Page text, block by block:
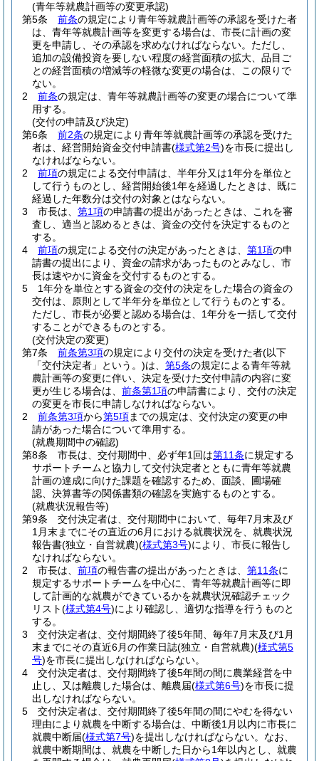
(青年等就農計画等の変更承認)
第5条
前条の規定により青年等就農計画等の承認を受けた者
は、青年等就農計画等を変更する場合は、市長に計画の変
更を申請し、その承認を求めなければならない。 ただし、
追加の設備投資を要しない程度の経営面積の拡大、品目ご
との経営面積の増減等の軽微な変更の場合は、この限りで
ない。
2
前条の規定は、青年等就農計画等の変更の場合について準
用する。
(交付の申請及び決定)
第6条
前2条の規定により青年等就農計画等の承認を受けた
者は、経営開始資金交付申請書(様式第2号)を市長に提出し
なければならない。
2
前項の規定による交付申請は、半年分又は1年分を単位と
して行うものとし、経営開始後1年を経過したときは、既に
経過した年数分は交付の対象とはならない。
3
市長は、 第1項の申請書の提出があったときは、これを審
査し、適当と認めるときは、資金の交付を決定するものと
する。
4
前項の規定による交付の決定があったときは、 第1項の申
請書の提出により、資金の請求があったものとみなし、市
長は速やかに資金を交付するものとする。
5
1年分を単位とする資金の交付の決定をした場合の資金の
交付は、原則として半年分を単位として行うものとする。
ただし、市長が必要と認める場合は、1年分を一括して交付
することができるものとする。
(交付決定の変更)
第7条
前条第3項の規定により交付の決定を受けた者(以下
「交付決定者」という。)は、 第5条の規定による青年等就
農計画等の変更に伴い、決定を受けた交付申請の内容に変
更が生じる場合は、 前条第1項の申請書により、交付の決定
の変更を市長に申請しなければならない。
2
前条第3項から第5項までの規定は、交付決定の変更の申
請があった場合について準用する。
(就農期間中の確認)
第8条
市長は、交付期間中、必ず年1回は第11条に規定する
サポートチームと協力して交付決定者とともに青年等就農
計画の達成に向けた課題を確認するため、面談、圃場確
認、決算書等の関係書類の確認を実施するものとする。
(就農状況報告等)
第9条
交付決定者は、交付期間中において、毎年7月末及び
1月末までにその直近の6月における就農状況を、就農状況
報告書(独立・自営就農)(様式第3号)により、市長に報告し
なければならない。
2
市長は、 前項の報告書の提出があったときは、 第11条に
規定するサポートチームを中心に、青年等就農計画等に即
して計画的な就農ができているかを就農状況確認チェック
リスト(様式第4号)により確認し、適切な指導を行うものと
する。
3
交付決定者は、交付期間終了後5年間、毎年7月末及び1月
末までにその直近6月の作業日誌(独立・自営就農)(様式第5
号)を市長に提出しなければならない。
4
交付決定者は、交付期間終了後5年間の間に農業経営を中
止し、又は離農した場合は、離農届(様式第6号)を市長に提
出しなければならない。
5
交付決定者は、交付期間終了後5年間の間にやむを得ない
理由により就農を中断する場合は、中断後1月以内に市長に
就農中断届(様式第7号)を提出しなければならない。 なお、
就農中断期間は、就農を中断した日から1年以内とし、就農